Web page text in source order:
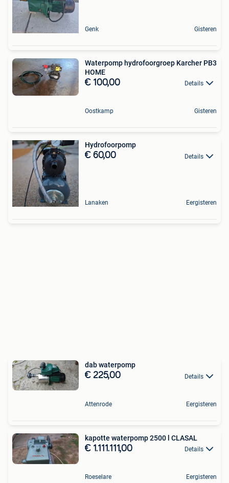
Genk Gisteren
Waterpomp hydrofoorgroep Karcher PB3
HOME
€ 100,00 Details
Oostkamp Gisteren
Hydrofoorpomp
€ 60,00 Details
Lanaken Eergisteren
dab waterpomp
€ 225,00 Details
Attenrode Eergisteren
kapotte waterpomp 2500 l CLASAL
€ 1.111.111,00 Details
Roeselare Eergisteren